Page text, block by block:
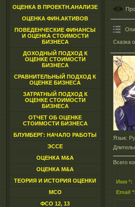
ОЦЕНКА В ПРОЕКТН.АНАЛИЗЕ
ОЦЕНКА ФИН.АКТИВОВ
ПОВЕДЕНЧЕСКИЕ ФИНАНСЫ
И ОЦЕНКА СТОИМОСТИ
БИЗНЕСА
ДОХОДНЫЙ ПОДХОД К
ОЦЕНКЕ СТОИМОСТИ
БИЗНЕСА
СРАВНИТЕЛЬНЫЙ ПОДХОД К
ОЦЕНКЕ БИЗНЕСА
ЗАТРАТНЫЙ ПОДХОД К
ОЦЕНКЕ СТОИМОСТИ
БИЗНЕСА
ОТЧЕТ ОБ ОЦЕНКЕ
СТОИМОСТИ БИЗНЕСА
БЛУМБЕРГ: НАЧАЛО РАБОТЫ
ЭССЕ
ОЦЕНКА M&A
ОЦЕНКА M&A
ТЕОРИЯ И ИСТОРИЯ ОЦЕНКИ
МСО
ФСО 12, 13
Сказка
Язык:
Всего
Имя *:
Email *: